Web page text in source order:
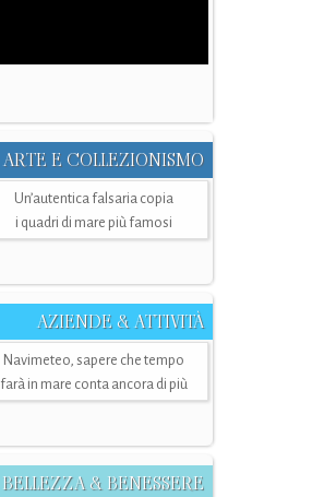
ARTE E COLLEZIONISMO
Un’autentica falsaria copia
i quadri di mare più famosi
AZIENDE & ATTIVITÀ
Navimeteo, sapere che tempo
farà in mare conta ancora di più
BELLEZZA & BENESSERE